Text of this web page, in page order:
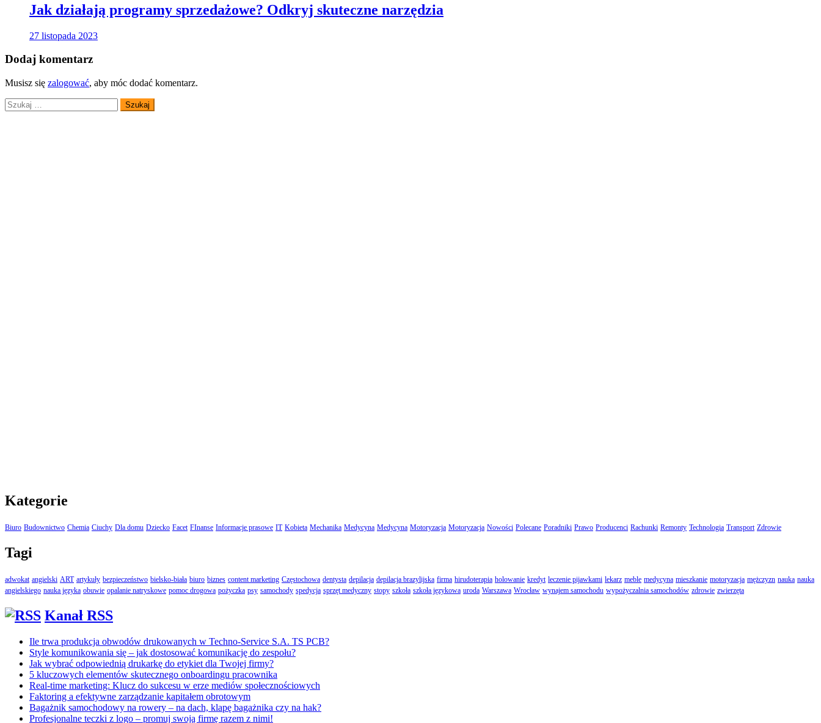
Jak działają programy sprzedażowe? Odkryj skuteczne narzędzia
27 listopada 2023
Dodaj komentarz
Musisz się zalogować, aby móc dodać komentarz.
Szukaj:
Kategorie
Biuro Budownictwo Chemia Ciuchy Dla domu Dziecko Facet FInanse Informacje prasowe IT Kobieta Mechanika Medycyna Medycyna Motoryzacja Motoryzacja Nowości Polecane Poradniki Prawo Producenci Rachunki Remonty Technologia Transport Zdrowie
Tagi
adwokat angielski ART artykuły bezpieczeństwo bielsko-biała biuro biznes content marketing Częstochowa dentysta depilacja depilacja brazylijska firma hirudoterapia holowanie kredyt leczenie pijawkami lekarz meble medycyna mieszkanie motoryzacja mężczyzn nauka nauka
angielskiego nauka języka obuwie opalanie natryskowe pomoc drogowa pożyczka psy samochody spedycja sprzęt medyczny stopy szkoła szkoła językowa uroda Warszawa Wrocław wynajem samochodu wypożyczalnia samochodów zdrowie zwierzęta
Kanał RSS
Ile trwa produkcja obwodów drukowanych w Techno-Service S.A. TS PCB?
Style komunikowania się – jak dostosować komunikację do zespołu?
Jak wybrać odpowiednią drukarkę do etykiet dla Twojej firmy?
5 kluczowych elementów skutecznego onboardingu pracownika
Real-time marketing: Klucz do sukcesu w erze mediów społecznościowych
Faktoring a efektywne zarządzanie kapitałem obrotowym
Bagażnik samochodowy na rowery – na dach, klapę bagażnika czy na hak?
Profesjonalne teczki z logo – promuj swoją firmę razem z nimi!